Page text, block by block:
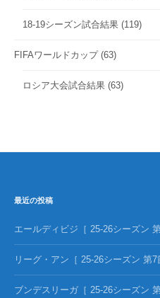
18-19シーズン試合結果 (119)
FIFAワールドカップ(63)
ロシア大会試合結果 (63)
最近の投稿
エールディビジ［ 25-26シーズン
リーグ・アン［ 25-26シーズン 第
ブンデスリーガ［ 25-26シーズン